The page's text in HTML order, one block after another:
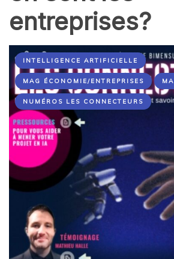
entreprises?
INTELLIGENCE ARTIFICIELLE
MAG ÉCONOMIE/ENTREPRISES
NUMÉROS LES CONNECTEURS